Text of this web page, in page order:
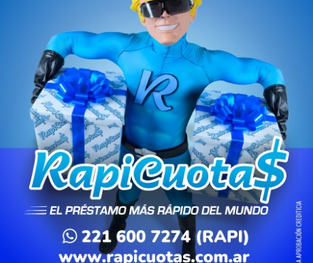
Grave hecho de
violencia escolar
ocurrió en una
institución educativa
de nivel secundario